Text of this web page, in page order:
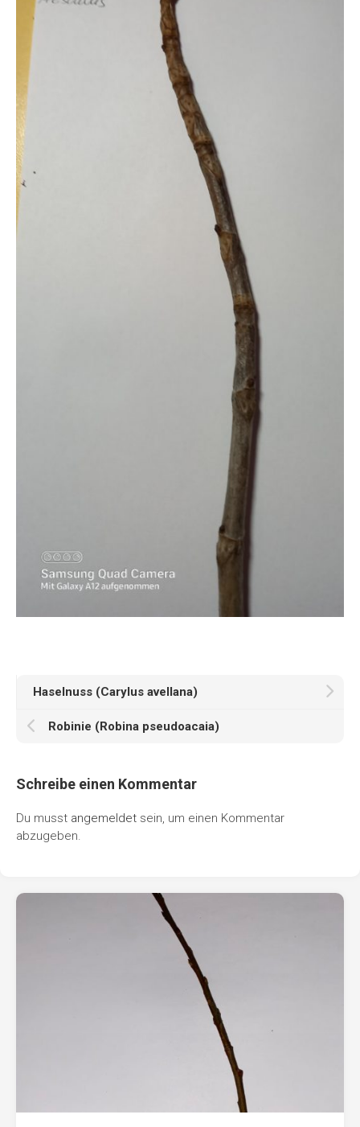
Haselnuss (Carylus avellana)
Robinie (Robina pseudoacaia)
Schreibe einen Kommentar
Du musst angemeldet sein, um einen Kommentar
abzugeben.